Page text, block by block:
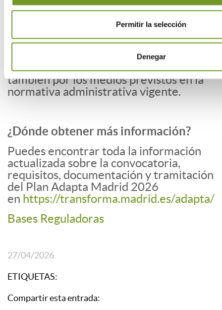
Permitir la selección
Denegar
Madrid.
Las personas físicas no obligadas a
relacionarse electrónicamente con la
Administración podrán presentarla
también por los medios previstos en la
normativa administrativa vigente.
¿Dónde obtener más información?
Puedes encontrar toda la información
actualizada sobre la convocatoria,
requisitos, documentación y tramitación
del Plan Adapta Madrid 2026
en https://transforma.madrid.es/adapta/
Bases Reguladoras
27/04/2026
ETIQUETAS:
Compartir esta entrada: